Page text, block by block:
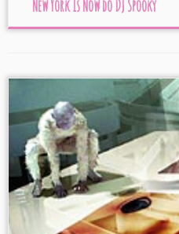
New York Is Now do DJ Spooky